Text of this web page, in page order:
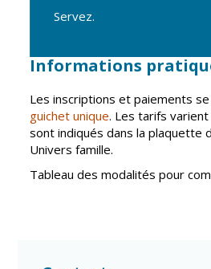
Servez.
Informations
Les inscriptions et paiements
guichet unique. Les tarifs
sont indiqués dans la plaquette
Univers famille.
Tableau des modalités pour